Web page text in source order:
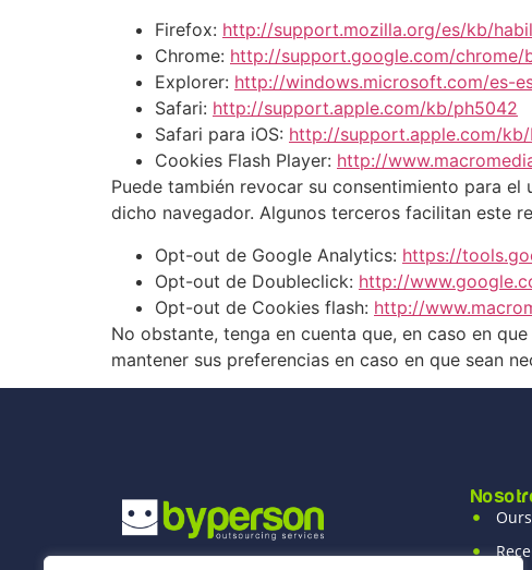
Firefox: http://support.mozilla.org/es/kb/
Chrome: http://support.google.com/chrome/
Explorer: http://windows.microsoft.com/es-
Safari: http://support.apple.com/kb/ph5042
Safari para iOS: http://support.apple.com/kb/
Cookies Flash Player: http://
Puede también revocar su consentimiento para
dicho navegador. Algunos terceros facilitan este
Opt-out de Google Analytics: https://
Opt-out de Doubleclick: http://
Opt-out de Cookies flash: http://
No obstante, tenga en cuenta que, en caso en
mantener sus preferencias en caso en que sean